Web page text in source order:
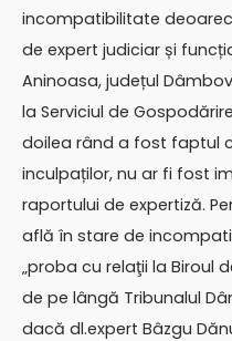
incompatibilitate
de expert judiciar și
Aninoasa, județul
la Serviciul de
doilea rând a fost faptul
inculpaților, nu ar fi fost
raportului de expertiză.
află în stare de
„proba cu relaţii la Biroul
de pe lângă Tribunalul
dacă dl.expert Bâzgu